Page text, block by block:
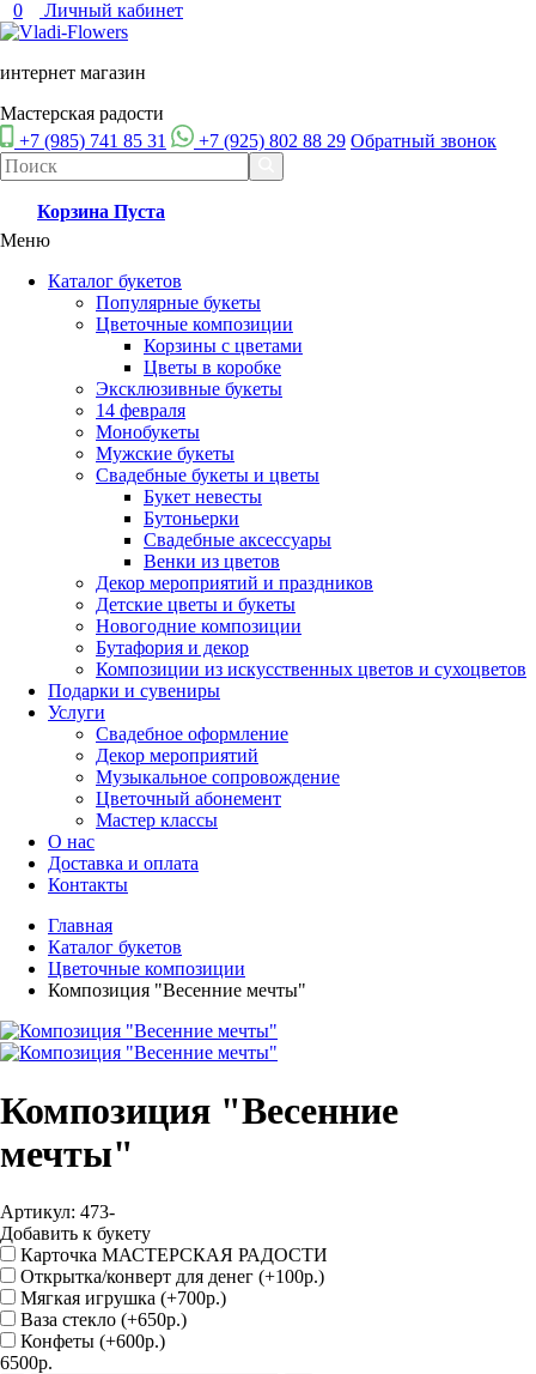
0 Личный кабинет
интернет магазин
Мастерская радости
+7 (985) 741 85 31
+7 (925) 802 88 29 Обратный звонок
Корзина Пуста
Меню
Каталог букетов
Популярные букеты
Цветочные композиции
Корзины с цветами
Цветы в коробке
Эксклюзивные букеты
14 февраля
Монобукеты
Мужские букеты
Свадебные букеты и цветы
Букет невесты
Бутоньерки
Свадебные аксессуары
Венки из цветов
Декор мероприятий и праздников
Детские цветы и букеты
Новогодние композиции
Бутафория и декор
Композиции из искусственных цветов и сухоцветов
Подарки и сувениры
Услуги
Свадебное оформление
Декор мероприятий
Музыкальное сопровождение
Цветочный абонемент
Мастер классы
О нас
Доставка и оплата
Контакты
Главная
Каталог букетов
Цветочные композиции
Композиция "Весенние мечты"
Композиция "Весенние
мечты"
Артикул: 473-
Добавить к букету
Карточка МАСТЕРСКАЯ РАДОСТИ
Открытка/конверт для денег (+100р.)
Мягкая игрушка (+700р.)
Ваза стекло (+650р.)
Конфеты (+600р.)
6500р.